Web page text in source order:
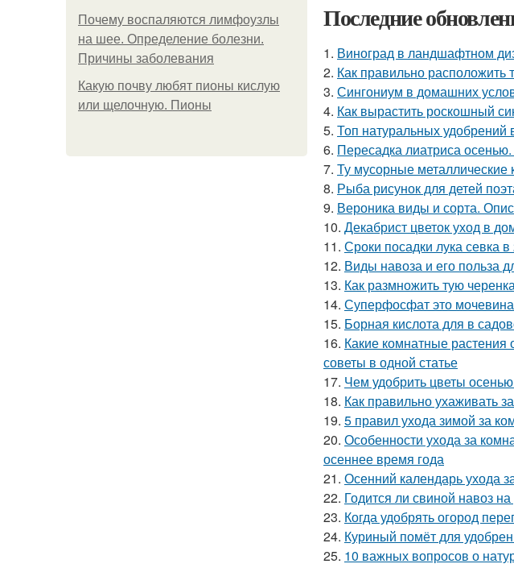
Почему воспаляются лимфоузлы
на шее. Определение болезни.
Причины заболевания
Какую почву любят пионы кислую
или щелочную. Пионы
Последние
1. Виноград в ландшафтном
2. Как правильно расположить
3. Сингониум в домашних
4. Как вырастить роскошный
5. Топ натуральных
6. Пересадка лиатриса
7. Ту мусорные
8. Рыба рисунок для детей
9. Вероника виды и сорта.
10. Декабрист цветок уход в
11. Сроки посадки лука севка
12. Виды навоза и его польза
13. Как размножить тую
14. Суперфосфат это
15. Борная кислота для в
16. Какие комнатные
советы в одной статье
17. Чем удобрить цветы
18. Как правильно ухаживать
19. 5 правил ухода зимой за
20. Особенности ухода за
осеннее время года
21. Осенний календарь ухода
22. Годится ли свиной навоз
23. Когда удобрять огород
24. Куриный помёт для
25. 10 важных вопросов о